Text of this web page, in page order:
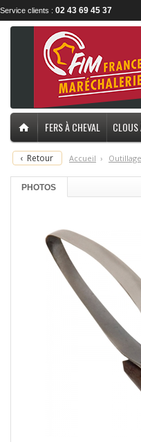
Service clients : 02 43 69 45 37
FERS À CHEVAL CLOUS
‹ Retour Accueil › Outillage
PHOTOS